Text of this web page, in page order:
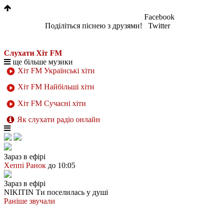
Поділіться піснею з друзями!
Facebook
Twitter
Слухати Хіт FM
ще більше музики
Хіт FM Українські хіти
Хіт FM Найбільші хіти
Хіт FM Сучасні хіти
Як слухати радіо онлайн
Зараз в ефірі
Хеппі Ранок до 10:05
Зараз в ефірі
NIKITIN Ти поселилась у душі
Раніше звучали